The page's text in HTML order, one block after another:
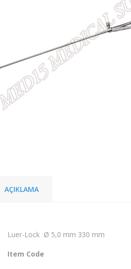
AÇIKLAMA
Luer-Lock Ø 5,0 mm 330 mm
Item Code